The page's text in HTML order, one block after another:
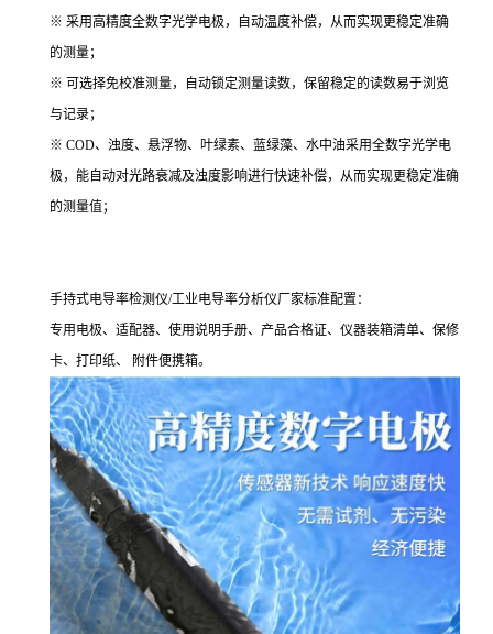
※ 采用高精度全数字光学电极，自动温度补偿，从而实现更稳定准确
的测量；
※ 可选择免校准测量，自动锁定测量读数，保留稳定的读数易于浏览
与记录；
※ COD、浊度、悬浮物、叶绿素、蓝绿藻、水中油采用全数字光学电
极，能自动对光路衰减及浊度影响进行快速补偿，从而实现更稳定准确
的测量值；
手持式电导率检测仪/工业电导率分析仪厂家标准配置：
专用电极、适配器、使用说明手册、产品合格证、仪器装箱清单、保修
卡、打印纸、 附件便携箱。